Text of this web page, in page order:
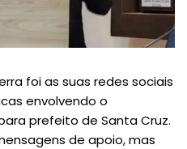
foi as suas redes sociais
envolvendo o
prefeito de Santa Cruz.
de apoio, mas